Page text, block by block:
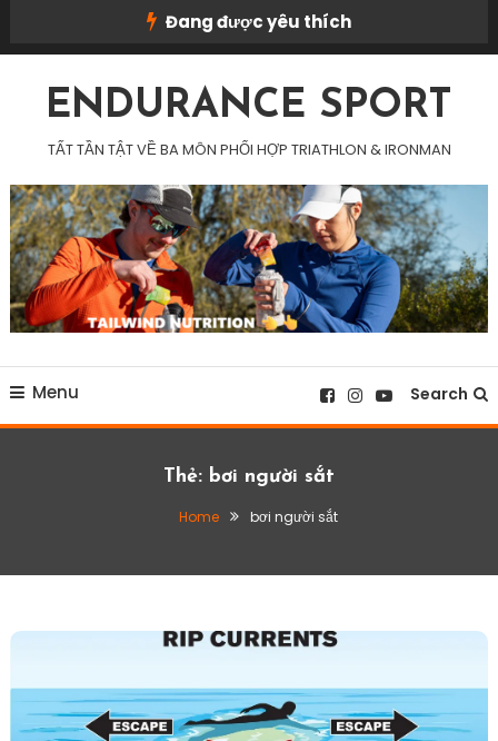
Đang được yêu thích
ENDURANCE SPORT
TẤT TẦN TẬT VỀ BA MÔN PHỐI HỢP TRIATHLON & IRONMAN
Menu Search
Thẻ: bơi người sắt
Home bơi người sắt